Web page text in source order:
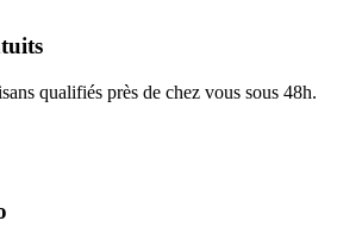
qualifiés près de chez vous sous 48h.